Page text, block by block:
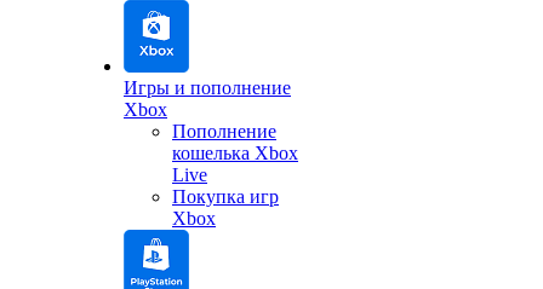
Игры и пополнение
Xbox
Пополнение
кошелька Xbox
Live
Покупка игр
Xbox